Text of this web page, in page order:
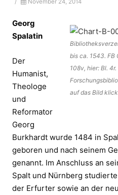
bis ca. 1543. FB
108v, hier: Bl.
auf das Bild
Georg
Spalatin
Der
Humanist,
Theologe
und
Reformator
Georg
Burkhardt wurde 1484 in
geboren und nach seinem
genannt. Im Anschluss an
Spalt und Nürnberg
der Erfurter sowie an der